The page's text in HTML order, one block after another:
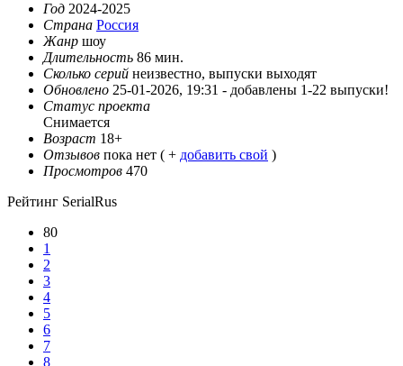
Год 2024-2025
Страна Россия
Жанр шоу
Длительность 86 мин.
Сколько серий неизвестно, выпуски выходят
Обновлено 25-01-2026, 19:31 - добавлены 1-22 выпуски!
Статус проекта
Снимается
Возраст 18+
Отзывов пока нет ( + добавить свой )
Просмотров 470
Рейтинг SerialRus
80
1
2
3
4
5
6
7
8